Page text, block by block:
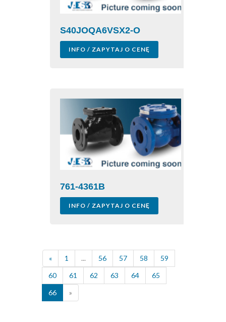
S40JOQA6VSX2-O
INFO / ZAPYTAJ O CENĘ
761-4361B
INFO / ZAPYTAJ O CENĘ
« 1 ... 56 57 58
59
60
61 62 63 64
65
66
»